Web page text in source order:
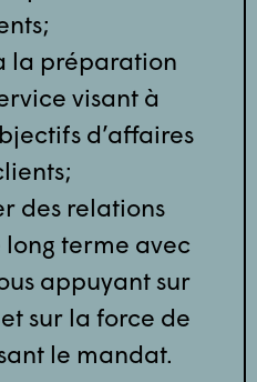
préparation
visant à
d’affaires
des relations
long terme avec
appuyant sur
sur la force de
le mandat.